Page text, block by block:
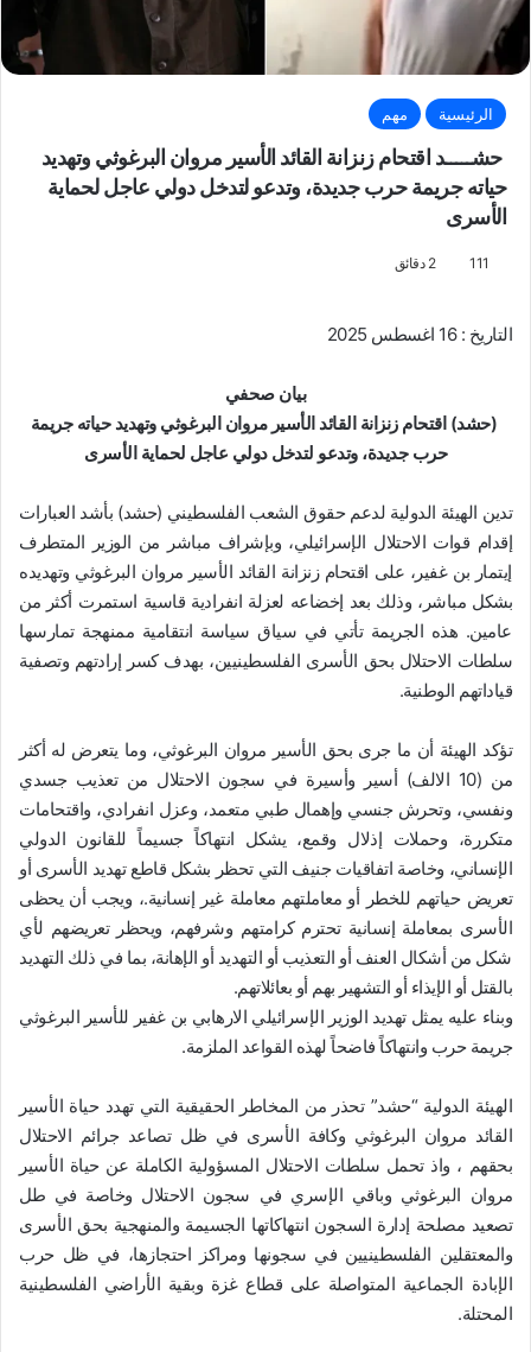
الرئيسية مهم
حشـــــد اقتحام زنزانة القائد الأسير مروان البرغوثي وتهديد
حياته جريمة حرب جديدة، وتدعو لتدخل دولي عاجل لحماية
الأسرى
111 2 دقائق
التاريخ : 16 اغسطس 2025
بيان صحفي
(حشد) اقتحام زنزانة القائد الأسير مروان البرغوثي وتهديد حياته جريمة
حرب جديدة، وتدعو لتدخل دولي عاجل لحماية الأسرى
تدين الهيئة الدولية لدعم حقوق الشعب الفلسطيني (حشد) بأشد العبارات
إقدام قوات الاحتلال الإسرائيلي، وبإشراف مباشر من الوزير المتطرف
إيتمار بن غفير، على اقتحام زنزانة القائد الأسير مروان البرغوثي وتهديده
بشكل مباشر، وذلك بعد إخضاعه لعزلة انفرادية قاسية استمرت أكثر من
عامين. هذه الجريمة تأتي في سياق سياسة انتقامية ممنهجة تمارسها
سلطات الاحتلال بحق الأسرى الفلسطينيين، بهدف كسر إرادتهم وتصفية
قياداتهم الوطنية.
تؤكد الهيئة أن ما جرى بحق الأسير مروان البرغوثي، وما يتعرض له أكثر
من (10 الالف) أسير وأسيرة في سجون الاحتلال من تعذيب جسدي
ونفسي، وتحرش جنسي وإهمال طبي متعمد، وعزل انفرادي، واقتحامات
متكررة، وحملات إذلال وقمع، يشكل انتهاكاً جسيماً للقانون الدولي
الإنساني، وخاصة اتفاقيات جنيف التي تحظر بشكل قاطع تهديد الأسرى أو
تعريض حياتهم للخطر أو معاملتهم معاملة غير إنسانية.، ويجب أن يحظى
الأسرى بمعاملة إنسانية تحترم كرامتهم وشرفهم، ويحظر تعريضهم لأي
شكل من أشكال العنف أو التعذيب أو التهديد أو الإهانة، بما في ذلك التهديد
بالقتل أو الإيذاء أو التشهير بهم أو بعائلاتهم.
وبناء عليه يمثل تهديد الوزير الإسرائيلي الارهابي بن غفير للأسير البرغوثي
جريمة حرب وانتهاكاً فاضحاً لهذه القواعد الملزمة.
الهيئة الدولية “حشد” تحذر من المخاطر الحقيقية التي تهدد حياة الأسير
القائد مروان البرغوثي وكافة الأسرى في ظل تصاعد جرائم الاحتلال
بحقهم ، واذ تحمل سلطات الاحتلال المسؤولية الكاملة عن حياة الأسير
مروان البرغوثي وباقي الإسري في سجون الاحتلال وخاصة في طل
تصعيد مصلحة إدارة السجون انتهاكاتها الجسيمة والمنهجية بحق الأسرى
والمعتقلين الفلسطينيين في سجونها ومراكز احتجازها، في ظل حرب
الإبادة الجماعية المتواصلة على قطاع غزة وبقية الأراضي الفلسطينية
المحتلة.